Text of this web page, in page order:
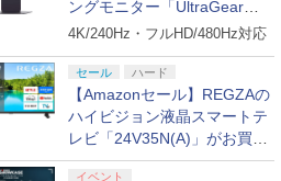
ングモニター「UltraGear
27G850A-B」がお買い得！
4K/240Hz・フルHD/480Hz対応
セール ハード
【Amazonセール】REGZAの
ハイビジョン液晶スマートテ
レビ「24V35N(A)」がお買い
得！
イベント